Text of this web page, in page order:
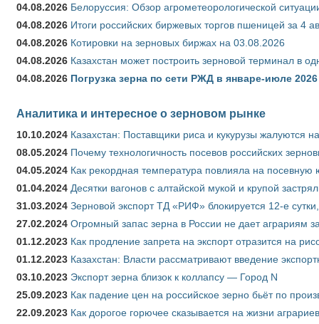
04.08.2026 Белоруссия: Обзор агрометеорологической
04.08.2026 Итоги российских биржевых торгов пшеницей за 4
04.08.2026 Котировки на зерновых биржах на 03.08.2026
04.08.2026 Казахстан может построить зерновой терминал в
04.08.2026 Погрузка зерна по сети РЖД в январе-июле
Аналитика и интересное о зерновом рынке
10.10.2024 Казахстан: Поставщики риса и кукурузы жалуются
08.05.2024 Почему технологичность посевов российских
04.05.2024 Как рекордная температура повлияла на
01.04.2024 Десятки вагонов с алтайской мукой и крупой
31.03.2024 Зерновой экспорт ТД «РИФ» блокируется 12-е
27.02.2024 Огромный запас зерна в России не дает аграриям
01.12.2023 Как продление запрета на экспорт отразится на
01.12.2023 Казахстан: Власти рассматривают введение
03.10.2023 Экспорт зерна близок к коллапсу — Город N
25.09.2023 Как падение цен на российское зерно бьёт по
22.09.2023 Как дорогое горючее сказывается на жизни аграриев